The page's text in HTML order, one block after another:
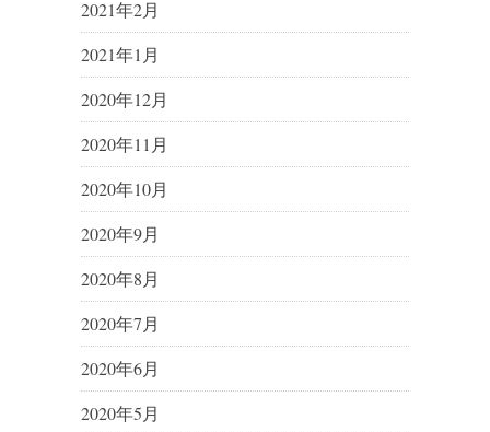
2021年2月
2021年1月
2020年12月
2020年11月
2020年10月
2020年9月
2020年8月
2020年7月
2020年6月
2020年5月